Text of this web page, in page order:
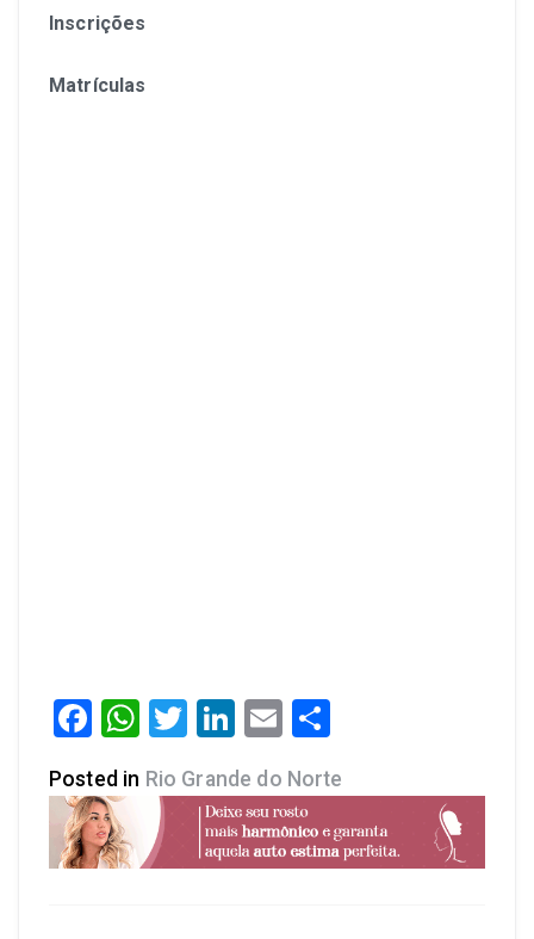
Inscrições
Matrículas
Facebook
WhatsApp
Twitter
LinkedIn
Email
Posted in Rio Grande do Norte